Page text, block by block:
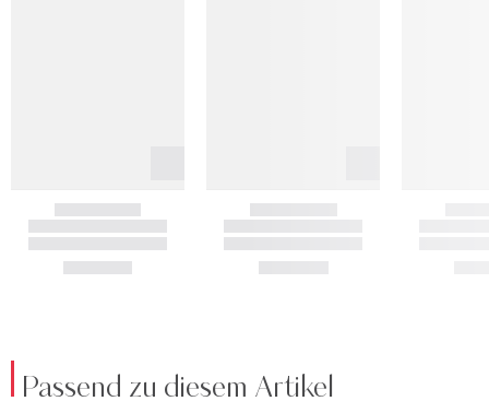
Passend zu diesem Artikel